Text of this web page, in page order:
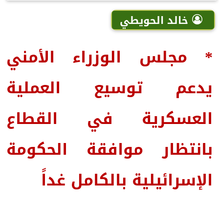
خالد الحويطي
* مجلس الوزراء الأمني
يدعم توسيع العملية
العسكرية في القطاع
بانتظار موافقة الحكومة
الإسرائيلية بالكامل غداً